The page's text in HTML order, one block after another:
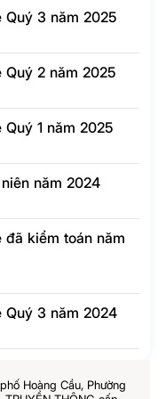
Quý 3 năm 2025
Quý 2 năm 2025
1 năm 2025
năm 2024
đã kiểm toán năm
Quý 3 năm 2024
Hoàng Cầu, Phường